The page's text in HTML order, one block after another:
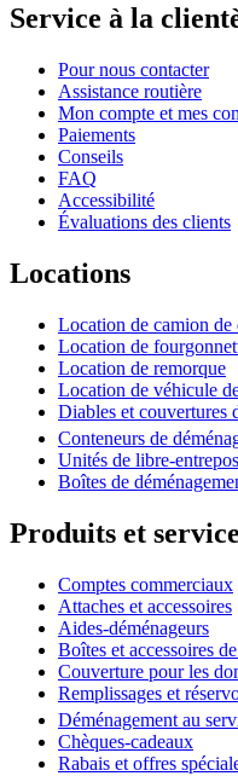
Service à la
Pour nous contacter
Assistance routière
Mon compte et mes
Paiements
Conseils
FAQ
Accessibilité
Évaluations des clients
Locations
Location de camion de
Location de
Location de remorque
Location de véhicule
Diables et couvertures
Conteneurs de
Unités de libre-
Boîtes de
Produits et
Comptes commerciaux
Attaches et accessoires
Aides-déménageurs
Boîtes et accessoires
Couverture pour les
Remplissages et
Déménagement au
Chèques-cadeaux
Rabais et offres